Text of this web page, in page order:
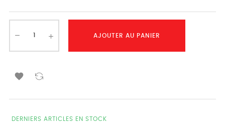
AJOUTER AU PANIER

DERNIERS ARTICLES EN STOCK